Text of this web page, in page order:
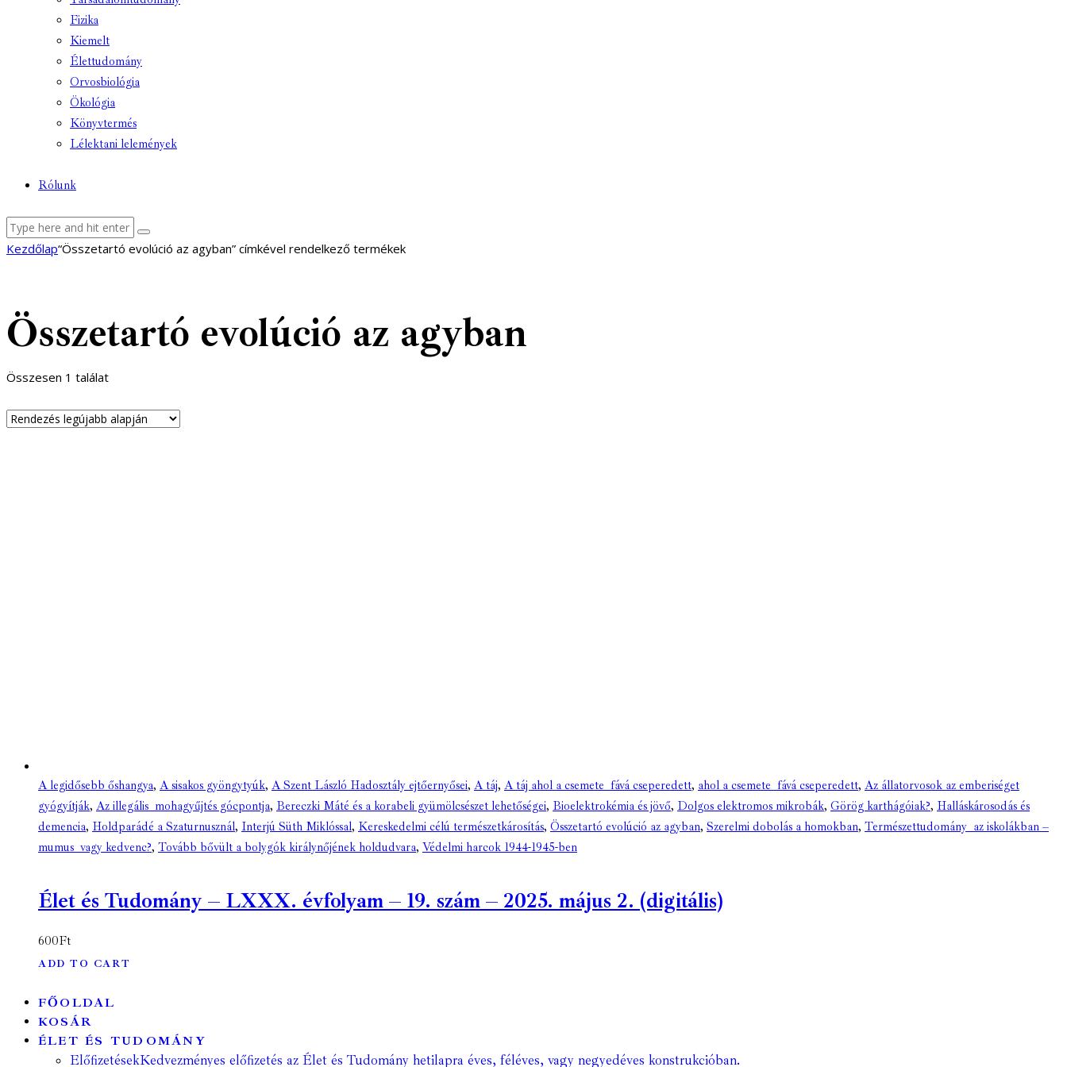
Fizika
Kiemelt
Élettudomány
Orvosbiológia
Ökológia
Könyvtermés
Lélektani lelemények
Rólunk
facebook-
youtube-
email
Kezdőlap“Összetartó evolúció az agyban” címkével rendelkező termékek
Összetartó evolúció az agyban
Összesen 1 találat
A legidősebb őshangya, A sisakos gyöngytyúk, A Szent László Hadosztály ejtőernyősei, A táj, A táj ahol a csemete fává cseperedett, ahol a csemete fává cseperedett, Az állatorvosok az emberiséget
gyógyítják, Az illegális mohagyűjtés gócpontja, Bereczki Máté és a korabeli gyümölcsészet lehetőségei, Bioelektrokémia és jövő, Dolgos elektromos mikrobák, Görög karthágóiak?, Halláskárosodás és
demencia, Holdparádé a Szaturnusznál, Interjú Süth Miklóssal, Kereskedelmi célú természetkárosítás, Összetartó evolúció az agyban, Szerelmi dobolás a homokban, Természettudomány az iskolákban –
mumus vagy kedvenc?, Tovább bővült a bolygók királynőjének holdudvara, Védelmi harcok 1944-1945-ben
Élet és Tudomány – LXXX. évfolyam – 19. szám – 2025. május 2. (digitális)
600Ft
ADD TO CART
FŐOLDAL
KOSÁR
ÉLET ÉS TUDOMÁNY
ElőfizetésekKedvezményes előfizetés az Élet és Tudomány hetilapra éves, féléves, vagy negyedéves konstrukcióban.